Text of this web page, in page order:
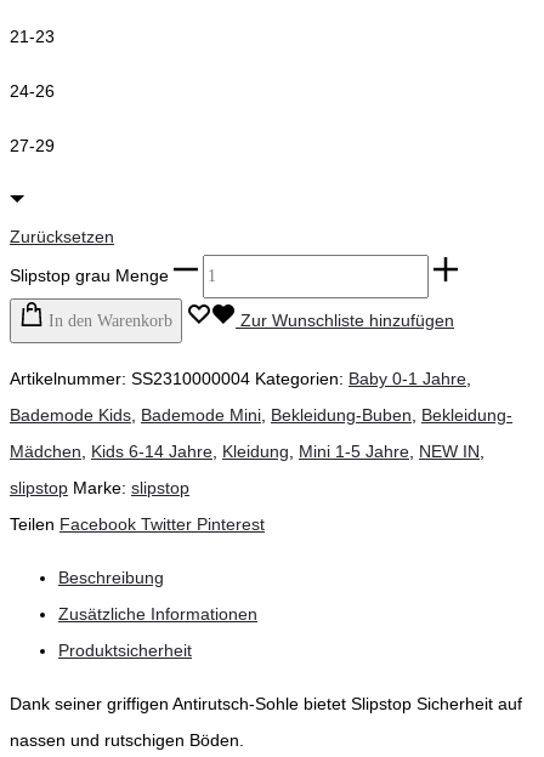
21-23
24-26
27-29
Zurücksetzen
Slipstop grau Menge
In den Warenkorb Zur Wunschliste hinzufügen
Artikelnummer: SS2310000004 Kategorien: Baby 0-1 Jahre,
Bademode Kids, Bademode Mini, Bekleidung-Buben, Bekleidung-
Mädchen, Kids 6-14 Jahre, Kleidung, Mini 1-5 Jahre, NEW IN,
slipstop Marke: slipstop
Teilen Facebook Twitter Pinterest
Beschreibung
Zusätzliche Informationen
Produktsicherheit
Dank seiner griffigen Antirutsch-Sohle bietet Slipstop Sicherheit auf
nassen und rutschigen Böden.